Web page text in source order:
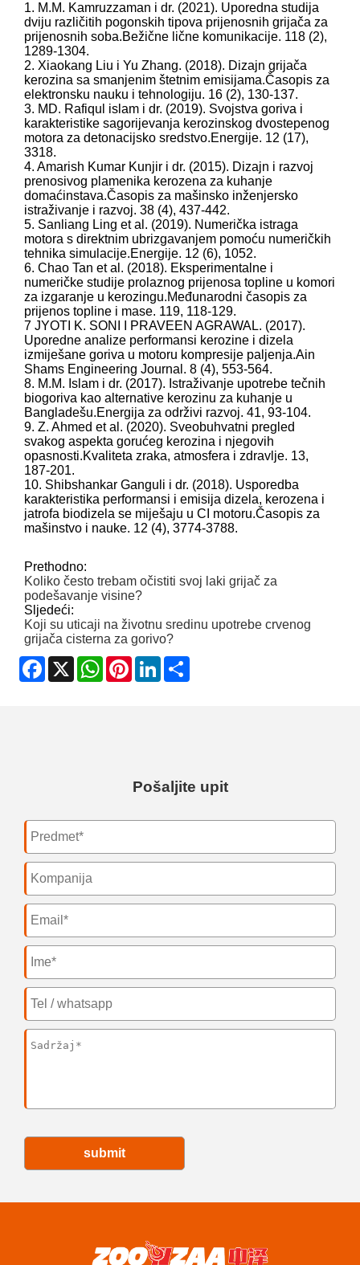
1. M.M. Kamruzzaman i dr. (2021). Uporedna studija
dviju različitih pogonskih tipova prijenosnih grijača za
prijenosnih soba.Bežične lične komunikacije. 118 (2),
1289-1304.
2. Xiaokang Liu i Yu Zhang. (2018). Dizajn grijača
kerozina sa smanjenim štetnim emisijama.Časopis za
elektronsku nauku i tehnologiju. 16 (2), 130-137.
3. MD. Rafiqul islam i dr. (2019). Svojstva goriva i
karakteristike sagorijevanja kerozinskog dvostepenog
motora za detonacijsko sredstvo.Energije. 12 (17),
3318.
4. Amarish Kumar Kunjir i dr. (2015). Dizajn i razvoj
prenosivog plamenika kerozena za kuhanje
domaćinstava.Časopis za mašinsko inženjersko
istraživanje i razvoj. 38 (4), 437-442.
5. Sanliang Ling et al. (2019). Numerička istraga
motora s direktnim ubrizgavanjem pomoću numeričkih
tehnika simulacije.Energije. 12 (6), 1052.
6. Chao Tan et al. (2018). Eksperimentalne i
numeričke studije prolaznog prijenosa topline u komori
za izgaranje u kerozingu.Međunarodni časopis za
prijenos topline i mase. 119, 118-129.
7 JYOTI K. SONI I PRAVEEN AGRAWAL. (2017).
Uporedne analize performansi kerozine i dizela
izmiješane goriva u motoru kompresije paljenja.Ain
Shams Engineering Journal . 8 (4), 553-564.
8. M.M. Islam i dr. (2017). Istraživanje upotrebe tečnih
biogoriva kao alternative kerozinu za kuhanje u
Bangladešu.Energija za održivi razvoj. 41, 93-104.
9. Z. Ahmed et al. (2020). Sveobuhvatni pregled
svakog aspekta gorućeg kerozina i njegovih
opasnosti.Kvaliteta zraka, atmosfera i zdravlje. 13,
187-201.
10. Shibshankar Ganguli i dr. (2018). Usporedba
karakteristika performansi i emisija dizela, kerozena i
jatrofa biodizela se miješaju u CI motoru.Časopis za
mašinstvo i nauke. 12 (4), 3774-3788.
Prethodno:
Koliko često trebam očistiti svoj laki grijač za
podešavanje visine?
Sljedeći:
Koji su uticaji na životnu sredinu upotrebe crvenog
grijača cisterna za gorivo?
Facebook
X WhatsApp
PinterestLinkedIn
Pošaljite upit
submit